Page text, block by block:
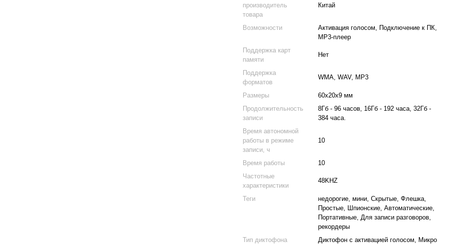
производитель
товара
Китай
Возможности
Активация голосом, Подключение к ПК,
MP3-плеер
Поддержка карт
памяти
Нет
Поддержка
форматов
WMA, WAV, MP3
Размеры
60х20х9 мм
Продолжительность
записи
8Гб - 96 часов, 16Гб - 192 часа, 32Гб -
384 часа.
Время автономной
работы в режиме
записи, ч
10
Время работы
10
Частотные
характеристики
48KHZ
Теги
недорогие, мини, Скрытые, Флешка,
Простые, Шпионские, Автоматические,
Портативные, Для записи разговоров,
рекордеры
Тип диктофона
Диктофон с активацией голосом, Микро